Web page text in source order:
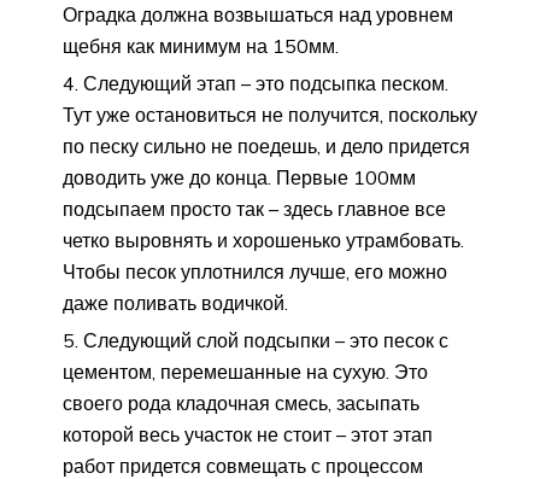
Оградка должна возвышаться над уровнем
щебня как минимум на 150мм.
Следующий этап – это подсыпка песком.
Тут уже остановиться не получится, поскольку
по песку сильно не поедешь, и дело придется
доводить уже до конца. Первые 100мм
подсыпаем просто так – здесь главное все
четко выровнять и хорошенько утрамбовать.
Чтобы песок уплотнился лучше, его можно
даже поливать водичкой.
Следующий слой подсыпки – это песок с
цементом, перемешанные на сухую. Это
своего рода кладочная смесь, засыпать
которой весь участок не стоит – этот этап
работ придется совмещать с процессом